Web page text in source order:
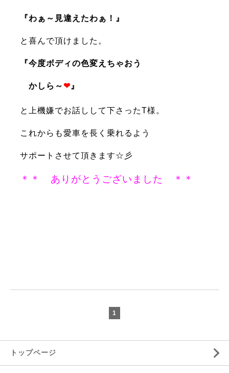
『わぁ～見違えたわぁ！』
と喜んで頂けました。
『今度ボディの色変えちゃおう
かしら～❤ 』
と上機嫌でお話しして下さったT様。
これからも愛車を長く乗れるよう
サポートさせて頂きます☆彡
＊＊ ありがとうございました ＊＊
1
トップページ